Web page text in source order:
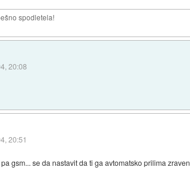
spodletela!
20:08
20:51
gsm... se da nastavit da ti ga avtomatsko prilima zraven